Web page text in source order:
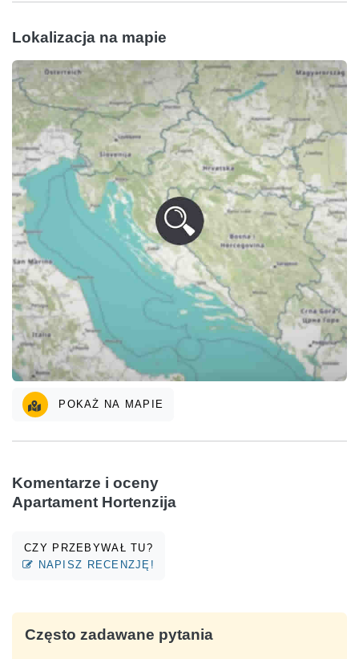
Lokalizacja na mapie
POKAŻ NA MAPIE
Komentarze i oceny
Apartament Hortenzija
CZY PRZEBYWAŁ TU?
NAPISZ RECENZJĘ!
Często zadawane pytania